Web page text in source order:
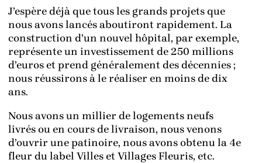
J’espère déjà que tous les grands projets que
nous avons lancés aboutiront rapidement. La
construction d’un nouvel hôpital, par exemple,
représente un investissement de 250 millions
d’euros et prend généralement des décennies ;
nous réussirons à le réaliser en moins de dix
ans.
Nous avons un millier de logements neufs
livrés ou en cours de livraison, nous venons
d’ouvrir une patinoire, nous avons obtenu la 4e
fleur du label Villes et Villages Fleuris, etc.